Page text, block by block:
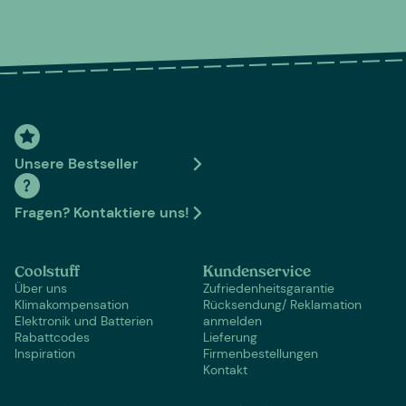
Unsere Bestseller
Fragen? Kontaktiere uns!
Coolstuff
Über uns
Klimakompensation
Elektronik und Batterien
Rabattcodes
Inspiration
Kundenservice
Zufriedenheitsgarantie
Rücksendung/ Reklamation
anmelden
Lieferung
Firmenbestellungen
Kontakt